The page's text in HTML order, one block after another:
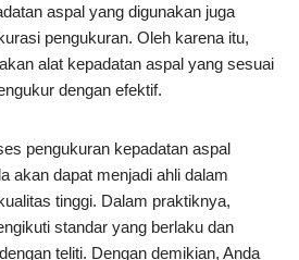
aspal yang digunakan juga
pengukuran. Oleh karena itu,
alat kepadatan aspal yang sesuai
dengan efektif.
pengukuran kepadatan aspal
akan dapat menjadi ahli dalam
tinggi. Dalam praktiknya,
standar yang berlaku dan
teliti. Dengan demikian, Anda